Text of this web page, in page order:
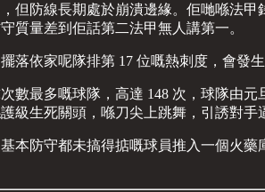
但防線長期處於崩潰邊緣。佢哋喺法
質量差到佢話第二法甲無人講第一。
落依家呢隊排第 17 位嘅熱刺度，會發
數最多嘅球隊，高達 148 次，球隊由
級生死關頭，喺刀尖上跳舞，引誘對手
本防守都未搞得掂嘅球員推入一個火